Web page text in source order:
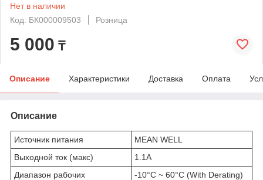
Нет в наличии
Код: БК000009503
Розница
5 000 ₸
Описание Характеристики Доставка Оплата
Описание
Источник питания
MEAN WELL
Выходной ток (макс)
1.1A
Диапазон рабочих
-10°C ~ 60°C (With Derating)